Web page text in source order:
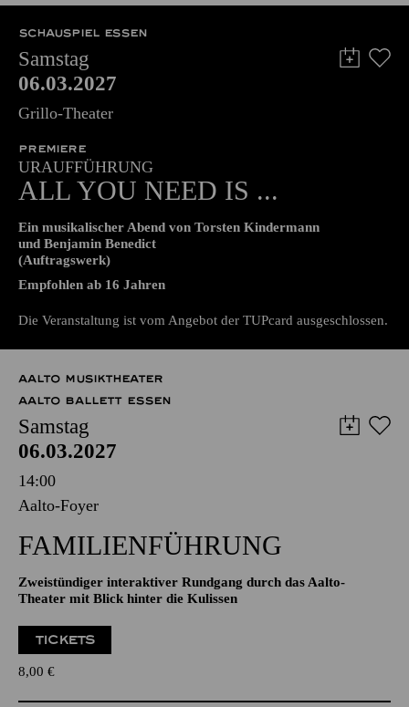
57,00 51,00 42,00 35,00
SCHAUSPIEL ESSEN
Samstag
06.03.2027
Grillo-Theater
URAUFFÜHRUNG
ALL YOU NEED IS ...
Ein musikalischer Abend von Torsten Kindermann
(Auftragswerk)
Die Veranstaltung ist vom Angebot der TUPcard ausgeschlossen.
AALTO MUSIKTHEATER
AALTO BALLETT ESSEN
Samstag
06.03.2027
14:00
FAMILIENFÜHRUNG
Zweistündiger interaktiver Rundgang durch das Aalto-
Theater mit Blick hinter die Kulissen